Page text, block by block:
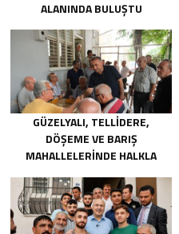
ALANINDA BULUŞTU
GÜZELYALI, TELLIDERE,
DÖŞEME VE BARIŞ
MAHALLELERINDE HALKLA